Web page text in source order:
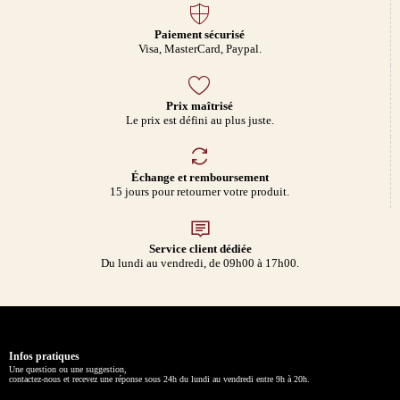
Paiement sécurisé
Visa, MasterCard, Paypal.
Prix maîtrisé
Le prix est défini au plus juste.
Échange et remboursement
15 jours pour retourner votre produit.
Service client dédiée
Du lundi au vendredi, de 09h00 à 17h00.
Infos pratiques
Une question ou une suggestion,
contactez-nous et recevez une réponse sous 24h du lundi au vendredi entre 9h à 20h.